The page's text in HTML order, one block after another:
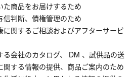
た商品をお届けするため
信判断、債権管理のため
に関するご相談およびアフターサービ
る会社のカタログ、 DM 、試供品の送
する情報の提供、商品ご案内のため